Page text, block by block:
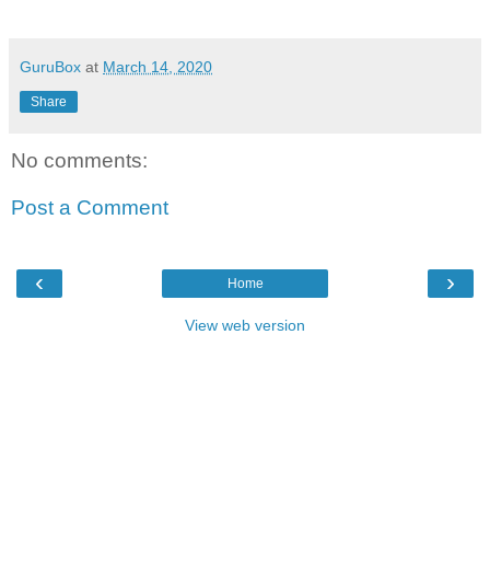
GuruBox at March 14, 2020
Share
No comments:
Post a Comment
‹ ›
Home
View web version